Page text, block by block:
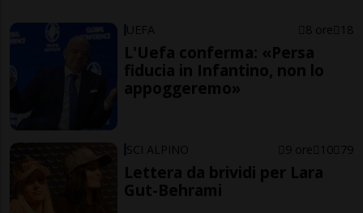
UEFA 8 ore 18
L'Uefa conferma: «Persa
fiducia in Infantino, non lo
appoggeremo»
SCI ALPINO 9 ore 10 79
Lettera da brividi per Lara
Gut-Behrami